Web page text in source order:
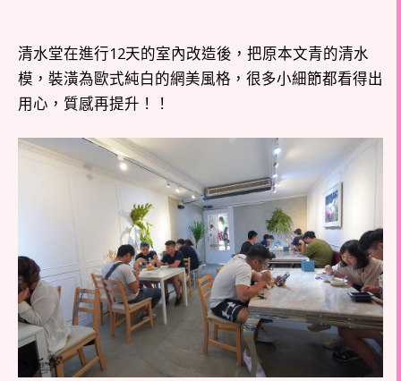
清水堂在進行12天的室內改造後，把原本文青的清水
模，裝潢為歐式純白的網美風格，很多小細節都看得出
用心，質感再提升！！